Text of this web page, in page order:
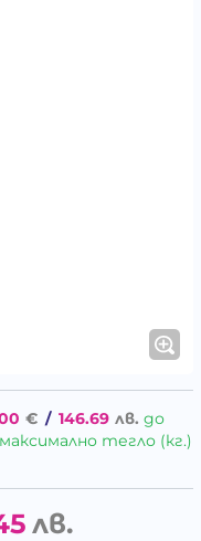
€ / 146.69 лв. до
тегло (кг.)
лв.